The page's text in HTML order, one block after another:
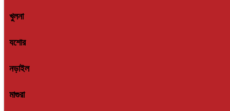
খুলনা
যশোর
নড়াইল
মাগুরা